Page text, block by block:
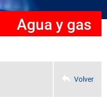
Agua y gas
Volver